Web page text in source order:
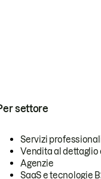
settore
Servizi
Vendita al
Agenzie
SaaS e tecnologie